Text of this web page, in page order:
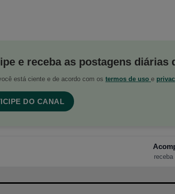
e receba as postagens diárias
está ciente e de acordo com os termos de uso e
DO CANAL